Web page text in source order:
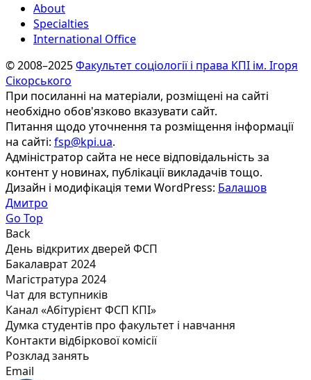
About
Specialties
International Office
© 2008–2025Факультет соціології і права КПІ ім. Ігоря
Сікорського
При посиланні на матеріали, розміщені на сайті
необхідно обов'язково вказувати сайт.
Питання щодо уточнення та розміщення інформації
на сайті: fsp@kpi.ua.
Адміністратор сайта не несе відповідальність за
контент у новинах, публікації викладачів тощо.
Дизайн і модифікація теми WordPress: Балашов
Дмитро
Go Top
Back
День відкритих дверей ФСП
Бакалаврат 2024
Магістратура 2024
Чат для вступників
Канал «Абітурієнт ФСП КПІ»
Думка студентів про факультет і навчання
Контакти відбіркової комісії
Розклад занять
Email